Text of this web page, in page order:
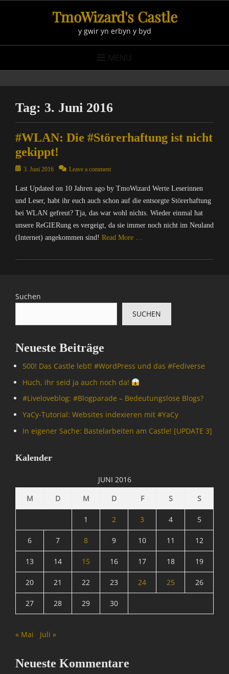
TmoWizard's Castle
y gwir yn erbyn y byd
MENU
Tag: 3. Juni 2016
#WLAN: Die #Störerhaftung ist nicht
gekippt!
Posted3. Juni 2016 Leave a comment
Last Updated on 10 Jahren ago by TmoWizard Werte Leserinnen
und Leser, habt ihr euch auch schon auf die entsorgte Störerhaftung
bei WLAN gefreut? Tja, das war wohl nichts. Wieder einmal hat
unsere ReGIERung es vergeigt, da sie immer noch nicht im Neuland
(Internet) angekommen sind! Read More …
Categories
p
t
r
I
e
e
b
r
a
h
n
N
Suchen
SUCHEN
Neueste Beiträge
500! Das Castle lebt! #WordPress und das #Fediverse
Huch, ihr seid ja auch noch da!
#Livelove­blog: #Blogparade – Bedeutungslose Blogs?
YaCy-Tutorial: Websites indexieren mit #YaCy
In eigener Sache: Bastelarbeiten am Castle! [UPDATE 3]
Kalender
JUNI 2016
M
D M D F S S
1 2 3 4 5
6 7 8 9 10 11 12
13 14 15 16 17 18 19
20 21 22 23 24 25 26
27 28 29 30
« Mai Juli »
Neueste Kommentare